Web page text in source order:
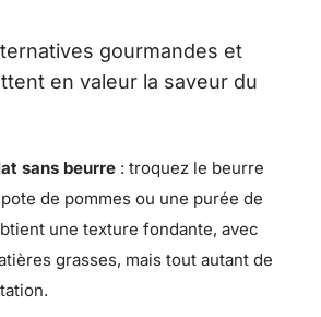
gourmandes et
en valeur la saveur du
sans beurre : troquez le beurre
de pommes ou une purée de
une texture fondante, avec
grasses, mais tout autant de